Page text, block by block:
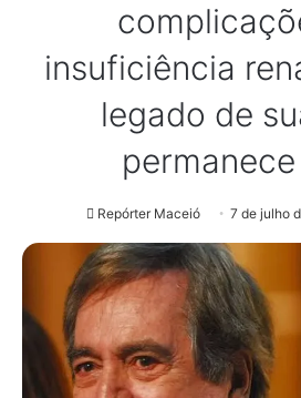
insuficiência
legado de
Repórter Maceió 7 de julho